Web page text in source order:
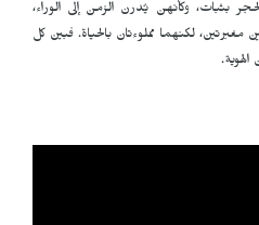
بثبات، وكأنهن يُدرن الزمن إلى الوراء،
لكنهما مملوءتان بالحياة. فبين كل